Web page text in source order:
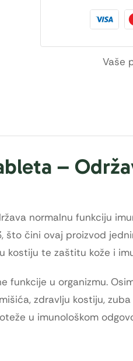
Vaše
–
normalnu funkciju
što čini ovaj proizvod
kostiju te zaštitu kože i
funkcije u organizmu.
zdravlju kostiju,
u imunološkom